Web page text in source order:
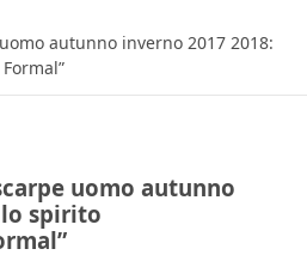
autunno inverno 2017 2018:
uomo autunno
lo spirito